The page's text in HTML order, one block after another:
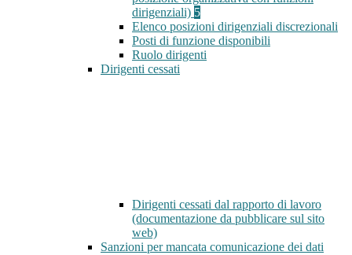
dirigenziali) 5
Elenco posizioni dirigenziali discrezionali
Posti di funzione disponibili
Ruolo dirigenti
Dirigenti cessati
Dirigenti cessati dal rapporto di lavoro
(documentazione da pubblicare sul sito
web)
Sanzioni per mancata comunicazione dei dati